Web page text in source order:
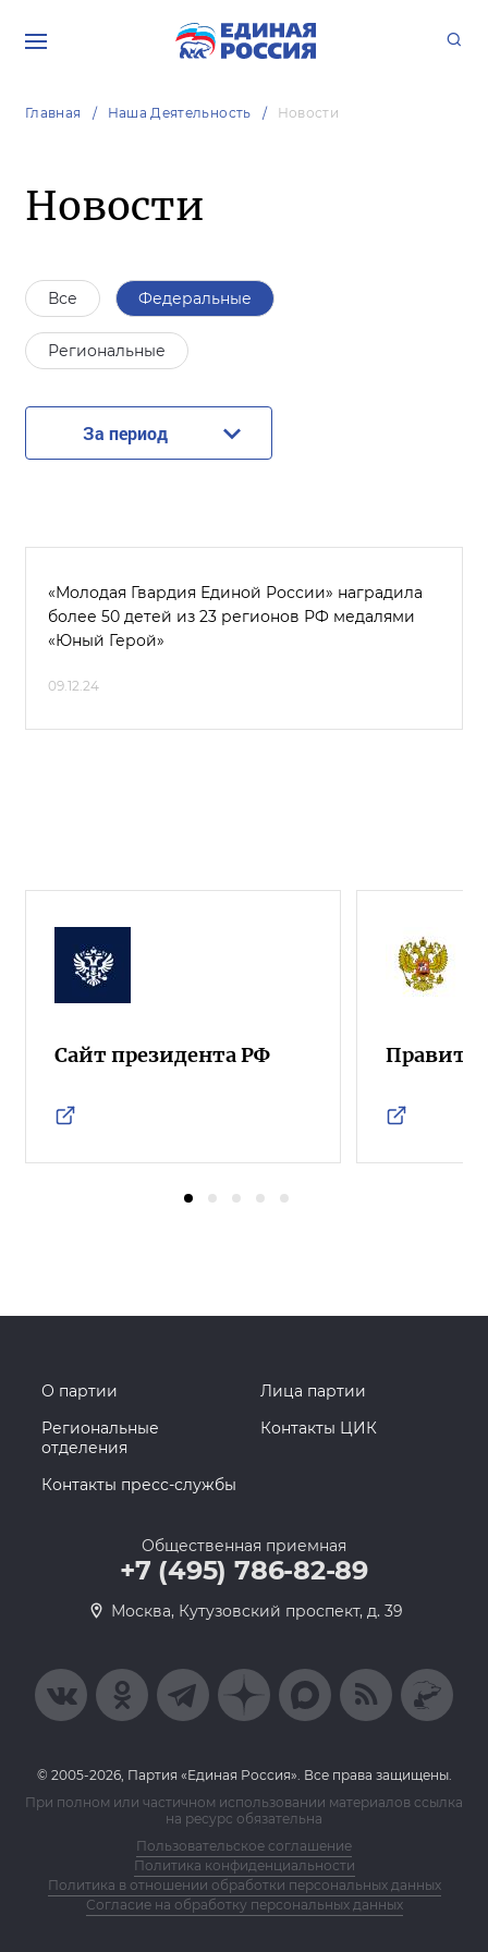
Главная Наша Деятельность Новости
Новости
Все Федеральные
Региональные
За период
«Молодая Гвардия Единой России» наградила
более 50 детей из 23 регионов РФ медалями
«Юный Герой»
09.12.24
Сайт президента РФ
О партии
Лица партии
Региональные
отделения
Контакты ЦИК
Контакты пресс-службы
Общественная приемная
+7 (495) 786-82-89
Москва, Кутузовский проспект, д. 39
© 2005-2026, Партия «Единая Россия». Все права защищены.
При полном или частичном использовании материалов ссылка
на ресурс обязательна
Пользовательское соглашение
Политика конфиденциальности
Политика в отношении обработки персональных данных
Согласие на обработку персональных данных